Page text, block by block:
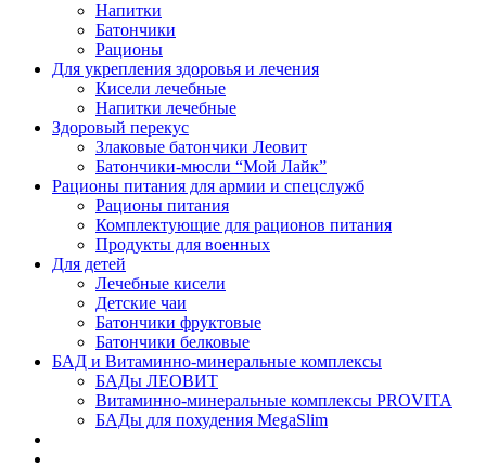
Напитки
Батончики
Рационы
Для укрепления здоровья и лечения
Кисели лечебные
Напитки лечебные
Здоровый перекус
Злаковые батончики Леовит
Батончики-мюсли “Мой Лайк”
Рационы питания для армии и спецслужб
Рационы питания
Комплектующие для рационов питания
Продукты для военных
Для детей
Лечебные кисели
Детские чаи
Батончики фруктовые
Батончики белковые
БАД и Витаминно-минеральные комплексы
БАДы ЛЕОВИТ
Витаминно-минеральные комплексы PROVITA
БАДы для похудения MegaSlim